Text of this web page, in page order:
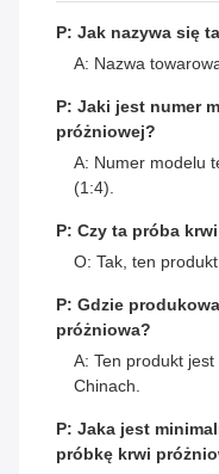
P: Jak nazywa się
A: Nazwa
P: Jaki jest numer
próżniowej?
A: Numer modelu
(1:4).
P: Czy ta próba
O: Tak, ten
P: Gdzie
próżniowa?
A: Ten produkt
Chinach.
P: Jaka jest
próbkę krwi